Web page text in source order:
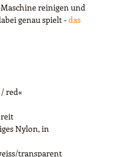
reinigen und
genau spielt -das
red«
Nylon, in
transparent